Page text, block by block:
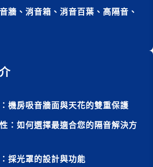
牆、消音箱、消音百葉、高隔音、
機房吸音牆面與天花的雙重保護
：如何選擇最適合您的隔音解決方
採光罩的設計與功能